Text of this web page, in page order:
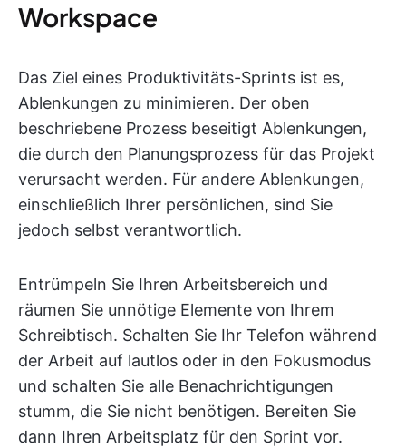
Workspace
Das Ziel eines Produktivitäts-Sprints ist es,
Ablenkungen zu minimieren. Der oben
beschriebene Prozess beseitigt Ablenkungen,
die durch den Planungsprozess für das Projekt
verursacht werden. Für andere Ablenkungen,
einschließlich Ihrer persönlichen, sind Sie
jedoch selbst verantwortlich.
Entrümpeln Sie Ihren Arbeitsbereich und
räumen Sie unnötige Elemente von Ihrem
Schreibtisch. Schalten Sie Ihr Telefon während
der Arbeit auf lautlos oder in den Fokusmodus
und schalten Sie alle Benachrichtigungen
stumm, die Sie nicht benötigen. Bereiten Sie
dann Ihren Arbeitsplatz für den Sprint vor.